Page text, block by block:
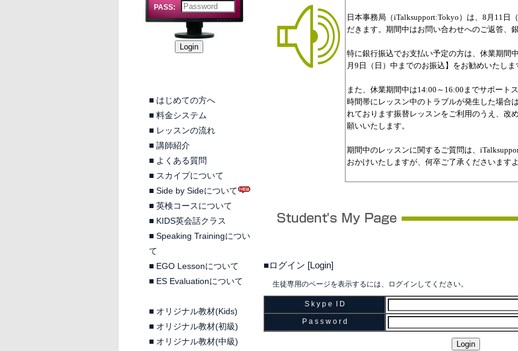
PASS:
■ はじめての方へ
■ 料金システム
■ レッスンの流れ
■ 講師紹介
■ よくある質問
■ スカイプについて
■ Side by Sideについて
■ 英検コースについて
■ KIDS英会話クラス
■ Speaking Trainingについ
て
■ EGO Lessonについて
■ ES Evaluationについて
■ オリジナル教材(Kids)
■ オリジナル教材(初級)
■ オリジナル教材(中級)
■ログイン [Login]
生徒専用のページを表示するには、ログインしてください。
S k y p e I D
P a s s w o r d